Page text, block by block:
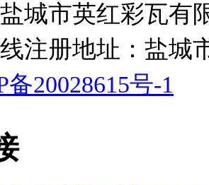
城市英红彩瓦有
注册地址：盐城
备20028615号-1